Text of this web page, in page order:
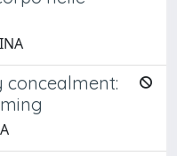
concealment: